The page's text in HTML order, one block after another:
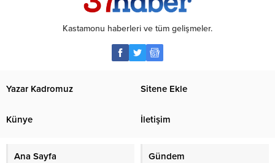
Kastamonu haberleri ve tüm gelişmeler.
Yazar Kadromuz Sitene Ekle
Künye İletişim
Ana Sayfa Gündem